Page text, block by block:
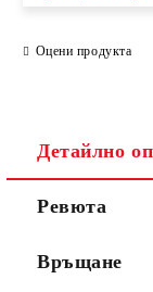
Оцени продукта
Детайлно
Ревюта
Връщане